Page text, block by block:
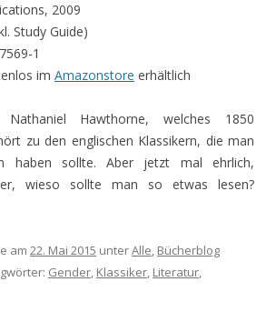
2009
Study Guide)
1
im Amazonstore erhältlich
Hawthorne, welches 1850
zu den englischen Klassikern, die man
haben sollte. Aber jetzt mal ehrlich,
wieso sollte man so etwas lesen?
am 22. Mai 2015 unterAlle, Bücherblog
Gender, Klassiker, Literatur,